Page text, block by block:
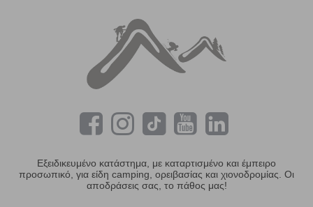
Εξειδικευμένο κατάστημα, με καταρτισμένο και έμπειρο
προσωπικό, για είδη camping, ορειβασίας και χιονοδρομίας. Οι
αποδράσεις σας, το πάθος μας!